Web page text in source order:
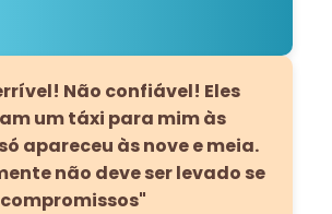
Não confiável! Eles
um táxi para mim às
apareceu às nove e meia.
não deve ser levado se